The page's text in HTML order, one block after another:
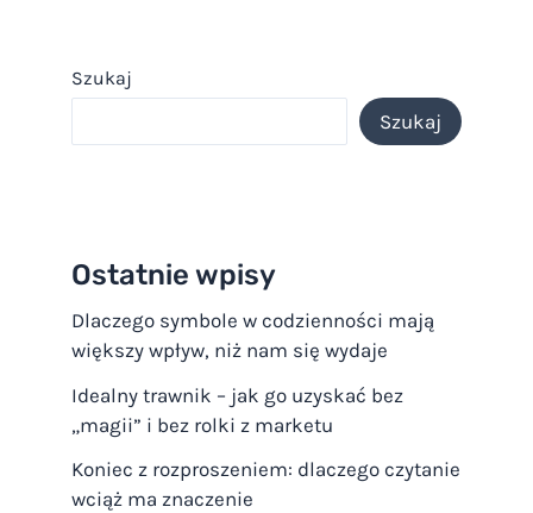
Szukaj
Szukaj
Ostatnie wpisy
Dlaczego symbole w codzienności mają
większy wpływ, niż nam się wydaje
Idealny trawnik – jak go uzyskać bez
„magii” i bez rolki z marketu
Koniec z rozproszeniem: dlaczego czytanie
wciąż ma znaczenie